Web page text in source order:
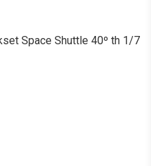
Space Shuttle 40º th 1/7